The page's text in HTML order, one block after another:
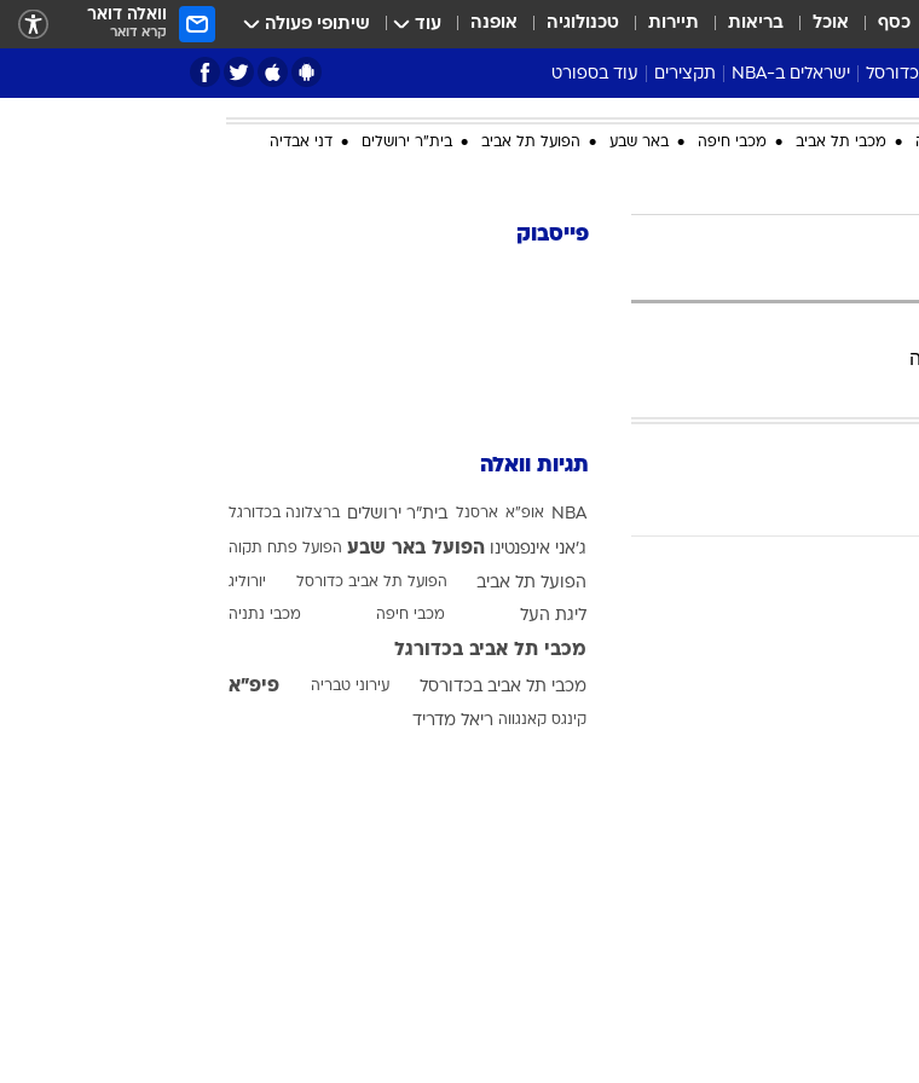
כסף אוכל בריאות תיירות טכנולוגיה אופנה עוד שיתופי פעולה וואלה דואר
קרא דואר
כדורסל
ליגת העל
כדורסל נשים
ישראלים ב-NBA
דני אבדיה
תקצירים עוד בספורט
מונדיאל 2026
NBA
פודקאסטים
אבא של שבת
ענפים נוספים
לוח שידורים
החידה של ספורט1
ארכיון מדורים מחוץ לקווים
4-4-2 כתבו לנו
מכבי תל אביב מכבי חיפה באר שבע הפועל תל אביב בית"ר ירושלים דני אבדיה
פייסבוק
תגיות וואלה
NBA אופ"א ארסנל בית"ר ירושלים ברצלונה בכדורגל
ג'אני אינפנטינו הפועל באר שבע הפועל פתח תקוה
הפועל תל אביב הפועל תל אביב כדורסל יורוליג
ליגת העל מכבי חיפה מכבי נתניה
מכבי תל אביב בכדורגל
מכבי תל אביב בכדורסל עירוני טבריה פיפ"א
קינגס קאנגווה ריאל מדריד